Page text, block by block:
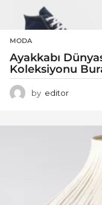
MODA
Ayakkabı
Koleksiyonu
by editor